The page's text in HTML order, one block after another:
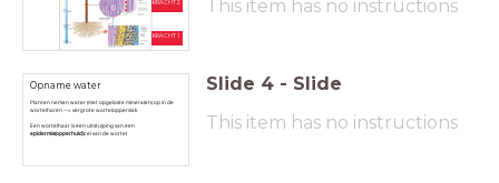
KRACHT 2
KRACHT 1
This item has no instructions
Opname water
Planten nemen water (met opgeloste mineralen) op in de
wortelharen --> vergrote worteloppervlak
Een wortelhaar is een uitstulping van een
epidermis(opperhuid)cel van de wortel
Slide 4 - Slide
This item has no instructions